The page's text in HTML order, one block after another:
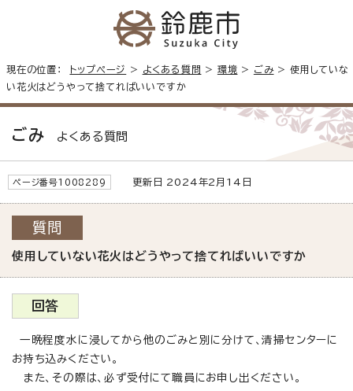
現在の位置： トップページ > よくある質問 > 環境 > ごみ> 使用していな
い花火はどうやって捨てればいいですか
ごみ よくある質問
ページ番号1008289 更新日 2024年2月14日
質問
使用していない花火はどうやって捨てればいいですか
回答
一晩程度水に浸してから他のごみと別に分けて、清掃センターに
お持ち込みください。
また、その際は、必ず受付にて職員にお申し出ください。